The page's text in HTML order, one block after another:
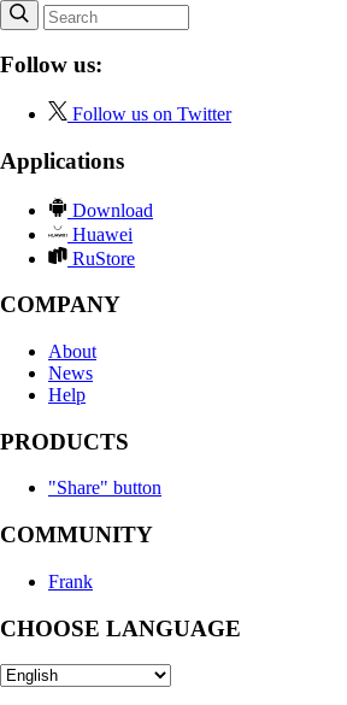
Follow us:
Follow us on Twitter
Applications
Download
Huawei
RuStore
COMPANY
About
News
Help
PRODUCTS
"Share" button
COMMUNITY
Frank
CHOOSE LANGUAGE